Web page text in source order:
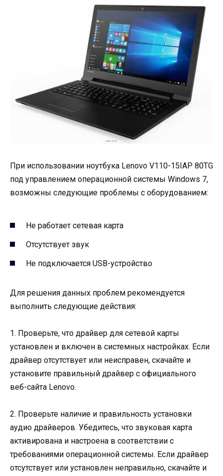
При использовании ноутбука Lenovo V110-15IAP 80TG
под управлением операционной системы Windows 7,
возможны следующие проблемы с оборудованием:
Не работает сетевая карта
Отсутствует звук
Не подключается USB-устройство
Для решения данных проблем рекомендуется
выполнить следующие действия:
1. Проверьте, что драйвер для сетевой карты
установлен и включен в системных настройках. Если
драйвер отсутствует или неисправен, скачайте и
установите правильный драйвер с официального
веб-сайта Lenovo.
2. Проверьте наличие и правильность установки
аудио драйверов. Убедитесь, что звуковая карта
активирована и настроена в соответствии с
требованиями операционной системы. Если драйвер
отсутствует или установлен неправильно, скачайте и